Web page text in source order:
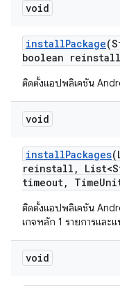
void
installPackage
boolean reinstall
ติดตั้งแอปพลิเคชัน
void
installPackages
reinstall ,
timeout, Time
ติดตั้งแอปพลิเคชัน
เกจหลัก 1 รายการและ
void